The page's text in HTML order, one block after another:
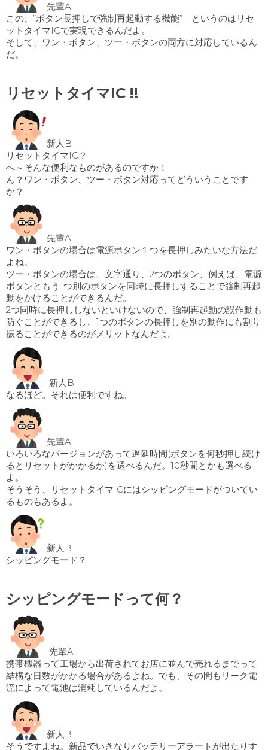
先輩A
この、”ボタン長押しで強制再起動する機能” というのはリセ
ットタイマICで実現できるんだよ。
そして、ワン・ボタン、ツー・ボタンの両方に対応しているん
だ。
リセットタイマIC !!
新人B
リセットタイマIC？
へ～そんな便利なものがあるのですか！
ん？ワン・ボタン、ツー・ボタン対応ってどういうことです
か？
先輩A
ワン・ボタンの場合は電源ボタン１つを長押しみたいな方法だ
よね。
ツー・ボタンの場合は、文字通り、2つのボタン、例えば、電源
ボタンともう1つ別のボタンを同時に長押しすることで強制再起
動をかけることができるんだ。
2つ同時に長押ししないといけないので、強制再起動の誤作動も
防ぐことができるし、1つのボタンの長押しを別の動作にも割り
振ることができるのがメリットなんだよ。
新人B
なるほど。それは便利ですね。
先輩A
いろいろなバージョンがあって遅延時間(ボタンを何秒押し続け
るとリセットがかかるか)を選べるんだ。10秒間とかも選べる
よ。
そうそう、リセットタイマICにはシッピングモードがついてい
るものもあるよ。
新人B
シッピングモード？
シッピングモードって何？
先輩A
携帯機器って工場から出荷されてお店に並んで売れるまでって
結構な日数がかかる場合があるよね。でも、その間もリーク電
流によって電池は消耗しているんだよ。
新人B
そうですよね。新品でいきなりバッテリーアラートが出たりす